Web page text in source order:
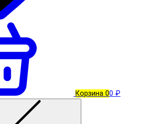
Корзина 00 ₽